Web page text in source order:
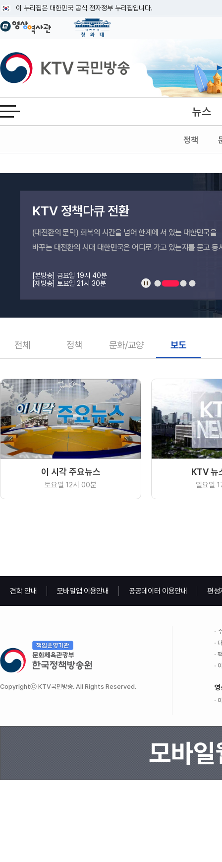
이 누리집은 대한민국 공식 전자정부 누리집입니다.
공식 누리집 주소 확인하기
이밖에 or.kr 또는 .kr등 다른 도메인 주소를 사용하고 있다면 아래 URL에서
운영중인 공식 누리집보기
KTV국민방송
전체메뉴 열기 뉴스
정책
본문
정지1 2 3 4
KTV 정책다큐 전환
(대전환의 문턱) 회복의 시간을 넘어 한계에 서 있는 대한민국을
바꾸는 대전환의 시대 대한민국은 어디로 가고 있는지를 묻고 동
[본방송] 금요일 19시 40분
[재방송] 토요일 21시 30분
전체 정책 문화/교양 보도
이 시각 주요뉴스
토요일 12시 00분
KTV 뉴
일요일
견학 안내 모바일앱 이용안내 공공데이터 이용안내 편성
Copyrightⓒ KTV국민방송. All Rights Reserved. 영
모바